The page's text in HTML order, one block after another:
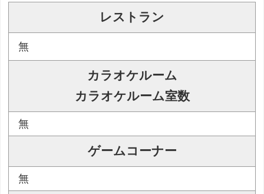
レストラン
無
カラオケルーム
カラオケルーム室数
無
ゲームコーナー
無